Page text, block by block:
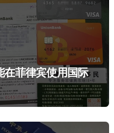
在菲律宾使用国际